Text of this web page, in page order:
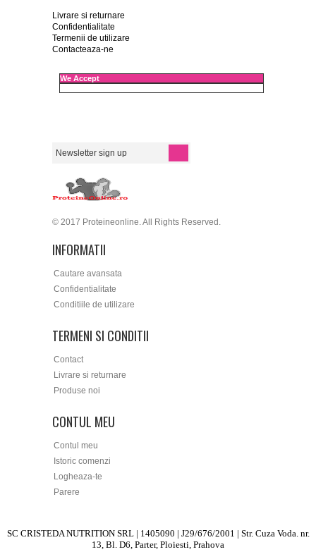
Livrare si returnare
Confidentialitate
Termenii de utilizare
Contacteaza-ne
We Accept
© 2017 Proteineonline. All Rights Reserved.
INFORMATII
Cautare avansata
Confidentialitate
Conditiile de utilizare
TERMENI SI CONDITII
Contact
Livrare si returnare
Produse noi
CONTUL MEU
Contul meu
Istoric comenzi
Logheaza-te
Parere
SC CRISTEDA NUTRITION SRL | 1405090 | J29/676/2001 | Str. Cuza Voda. nr.
13, Bl. D6, Parter, Ploiesti, Prahova